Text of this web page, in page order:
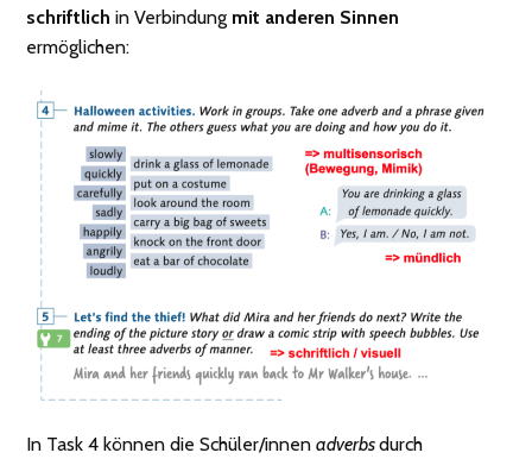
schriftlich in Verbindung mit anderen Sinnen
ermöglichen:
In Task 4 können die Schüler/innenadverbsdurch